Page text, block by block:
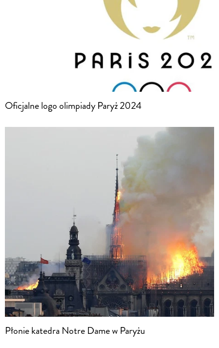
Oficjalne logo olimpiady Paryż 2024
Płonie katedra Notre Dame w Paryżu